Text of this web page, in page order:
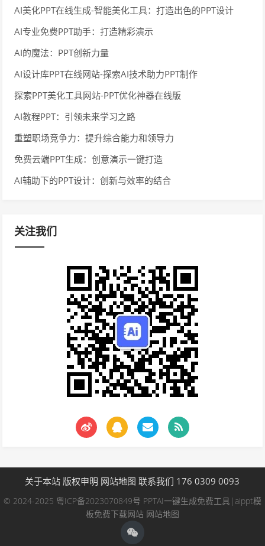
AI美化PPT在线生成-智能美化工具：打造出色的PPT设计
AI专业免费PPT助手：打造精彩演示
AI的魔法：PPT创新力量
AI设计库PPT在线网站-探索AI技术助力PPT制作
探索PPT美化工具网站-PPT优化神器在线版
AI教程PPT：引领未来学习之路
重塑职场竞争力：提升综合能力和领导力
免费云端PPT生成：创意演示一键打造
AI辅助下的PPT设计：创新与效率的结合
关注我们
关于本站 版权申明 网站地图 联系我们 176 0309 0093
© 2024-2025 粤ICP备2023070849号 PPTAI一键生成免费工具|aippt模
板免费下载网站 网站地图